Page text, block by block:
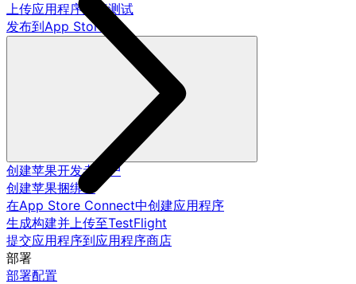
上传应用程序进行测试
发布到App Store
创建苹果开发者账户
创建苹果捆绑ID
在App Store Connect中创建应用程序
生成构建并上传至TestFlight
提交应用程序到应用程序商店
部署
部署配置